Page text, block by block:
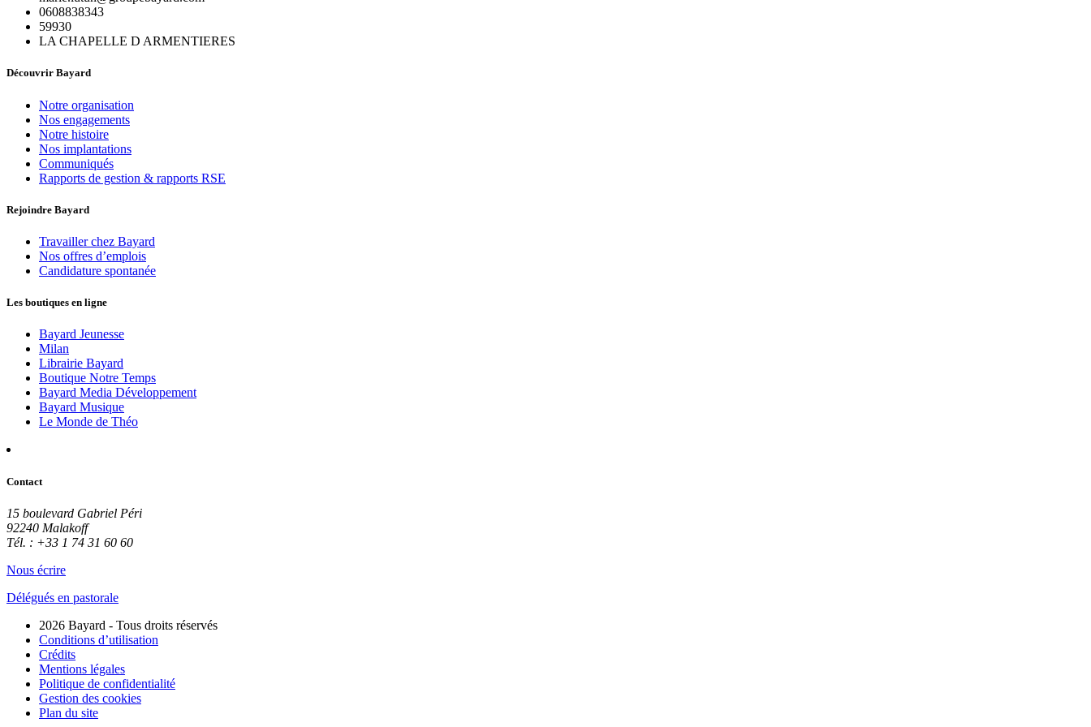
0608838343
59930
LA CHAPELLE D ARMENTIERES
Découvrir Bayard
Notre organisation
Nos engagements
Notre histoire
Nos implantations
Communiqués
Rapports de gestion & rapports RSE
Rejoindre Bayard
Travailler chez Bayard
Nos offres d’emplois
Candidature spontanée
Les boutiques en ligne
Bayard Jeunesse
Milan
Librairie Bayard
Boutique Notre Temps
Bayard Media Développement
Bayard Musique
Le Monde de Théo
Contact
15 boulevard Gabriel Péri
92240 Malakoff
Tél. : +33 1 74 31 60 60
Nous écrire
Délégués en pastorale
2026 Bayard - Tous droits réservés
Conditions d’utilisation
Crédits
Mentions légales
Politique de confidentialité
Gestion des cookies
Plan du site